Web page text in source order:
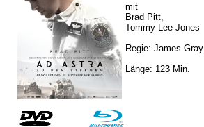
mit
Brad Pitt,
Tommy Lee Jones
Regie: James Gray
Länge: 123 Min.